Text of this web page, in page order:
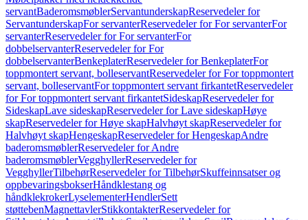
servantBaderomsmøblerServantunderskapReservedeler for
ServantunderskapFor servanterReservedeler for For servanterFor
servanterReservedeler for For servanterFor
dobbelservanterReservedeler for For
dobbelservanterBenkeplaterReservedeler for BenkeplaterFor
toppmontert servant, bolleservantReservedeler for For toppmontert
servant, bolleservantFor toppmontert servant firkantetReservedeler
for For toppmontert servant firkantetSideskapReservedeler for
SideskapLave sideskapReservedeler for Lave sideskapHøye
skapReservedeler for Høye skapHalvhøyt skapReservedeler for
Halvhøyt skapHengeskapReservedeler for HengeskapAndre
baderomsmøblerReservedeler for Andre
baderomsmøblerVegghyllerReservedeler for
VegghyllerTilbehørReservedeler for TilbehørSkuffeinnsatser og
oppbevaringsbokserHåndklestang og
håndklekrokerLyselementerHendlerSett
støttebenMagnettavlerStikkontakterReservedeler for